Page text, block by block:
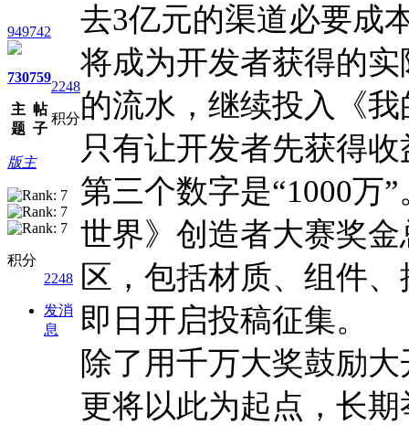
949742
730
主
题
759
帖
子
2248
积分
版主
积分
2248
发消
息
去3亿元的渠道必要成
将成为开发者获得的
的流水，继续投入《
只有让开发者先获得
第三个数字是“1000万
世界》创造者大赛奖
区，包括材质、组件
即日开启投稿征集。
除了用千万大奖鼓励
更将以此为起点，长